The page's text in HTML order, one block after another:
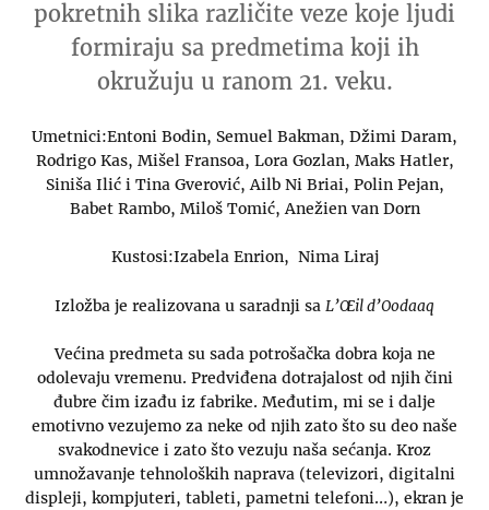
pokretnih slika različite veze koje ljudi
formiraju sa predmetima koji ih
okružuju u ranom 21. veku.
Umetnici:Entoni Bodin, Semuel Bakman, Džimi Daram,
Rodrigo Kas, Mišel Fransoa, Lora Gozlan, Maks Hatler,
Siniša Ilić i Tina Gverović, Ailb Ni Briai, Polin Pejan,
Babet Rambo, Miloš Tomić, Anežien van Dorn
Kustosi:Izabela Enrion, Nima Liraj
Izložba je realizovana u saradnji sa L’Œil d’Oodaaq
Većina predmeta su sada potrošačka dobra koja ne
odolevaju vremenu. Predviđena dotrajalost od njih čini
đubre čim izađu iz fabrike. Međutim, mi se i dalje
emotivno vezujemo za neke od njih zato što su deo naše
svakodnevice i zato što vezuju naša sećanja. Kroz
umnožavanje tehnoloških naprava (televizori, digitalni
displeji, kompjuteri, tableti, pametni telefoni…), ekran je